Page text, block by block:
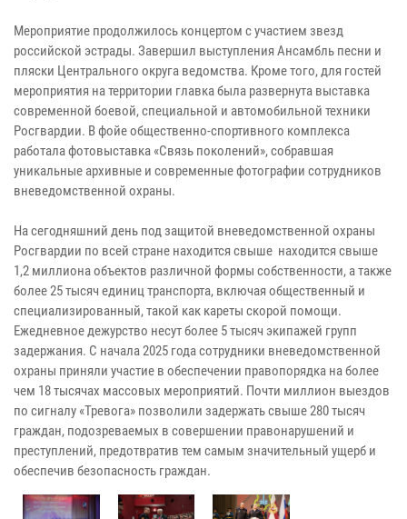
Мероприятие продолжилось концертом с участием звезд
российской эстрады. Завершил выступления Ансамбль песни и
пляски Центрального округа ведомства. Кроме того, для гостей
мероприятия на территории главка была развернута выставка
современной боевой, специальной и автомобильной техники
Росгвардии. В фойе общественно-спортивного комплекса
работала фотовыставка «Связь поколений», собравшая
уникальные архивные и современные фотографии сотрудников
вневедомственной охраны.
На сегодняшний день под защитой вневедомственной охраны
Росгвардии по всей стране находится свыше находится свыше
1,2 миллиона объектов различной формы собственности, а также
более 25 тысяч единиц транспорта, включая общественный и
специализированный, такой как кареты скорой помощи.
Ежедневное дежурство несут более 5 тысяч экипажей групп
задержания. С начала 2025 года сотрудники вневедомственной
охраны приняли участие в обеспечении правопорядка на более
чем 18 тысячах массовых мероприятий. Почти миллион выездов
по сигналу «Тревога» позволили задержать свыше 280 тысяч
граждан, подозреваемых в совершении правонарушений и
преступлений, предотвратив тем самым значительный ущерб и
обеспечив безопасность граждан.